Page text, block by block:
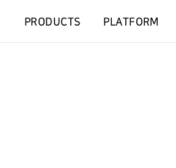
PRODUCTS PLATFORM